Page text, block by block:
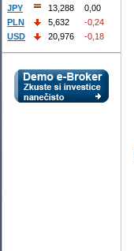
JPY
13,288
0,00
PLN
5,632
-0,24
USD
20,976 -0,18